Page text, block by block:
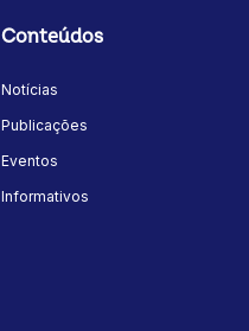
Conteúdos
Notícias
Publicações
Eventos
Informativos